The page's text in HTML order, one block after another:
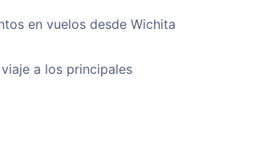
en vuelos desde Wichita
a los principales